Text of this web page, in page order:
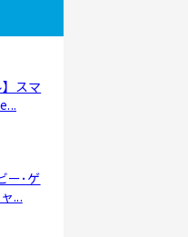
スマ
ー･ゲ
...